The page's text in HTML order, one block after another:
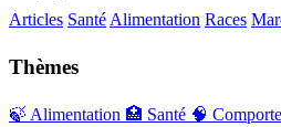
Articles Santé Alimentation Races
Thèmes
🍃 Alimentation 🏥 Santé 🧠